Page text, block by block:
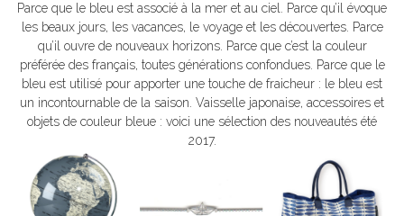
Parce que le bleu est associé à la mer et au ciel. Parce qu’il évoque
les beaux jours, les vacances, le voyage et les découvertes. Parce
qu’il ouvre de nouveaux horizons. Parce que c’est la couleur
préférée des français, toutes générations confondues. Parce que le
bleu est utilisé pour apporter une touche de fraicheur : le bleu est
un incontournable de la saison. Vaisselle japonaise, accessoires et
objets de couleur bleue : voici une sélection des nouveautés été
2017.